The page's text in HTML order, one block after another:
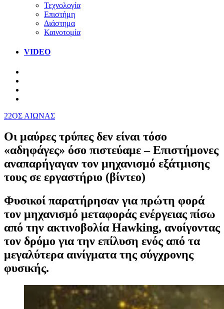
Τεχνολογία
Επιστήμη
Διάστημα
Καινοτομία
VIDEO
22ΟΣ ΑΙΩΝΑΣ
Οι μαύρες τρύπες δεν είναι τόσο
«αδηφάγες» όσο πιστεύαμε – Επιστήμονες
αναπαρήγαγαν τον μηχανισμό εξάτμισης
τους σε εργαστήριο (βίντεο)
Φυσικοί παρατήρησαν για πρώτη φορά
τον μηχανισμό μεταφοράς ενέργειας πίσω
από την ακτινοβολία Hawking, ανοίγοντας
τον δρόμο για την επίλυση ενός από τα
μεγαλύτερα αινίγματα της σύγχρονης
φυσικής.